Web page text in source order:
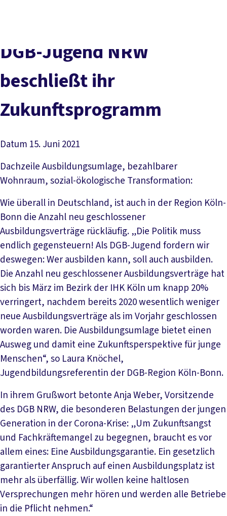
Politik in NRW
DGB-Jugend NRW
beschließt ihr
Zukunftsprogramm
Datum 15. Juni 2021
DachzeileAusbildungsumlage, bezahlbarer
Wohnraum, sozial-ökologische Transformation:
Wie überall in Deutschland, ist auch in der Region Köln-
Bonn die Anzahl neu geschlossener
Ausbildungsverträge rückläufig. „Die Politik muss
endlich gegensteuern! Als DGB-Jugend fordern wir
deswegen: Wer ausbilden kann, soll auch ausbilden.
Die Anzahl neu geschlossener Ausbildungsverträge hat
sich bis März im Bezirk der IHK Köln um knapp 20%
verringert, nachdem bereits 2020 wesentlich weniger
neue Ausbildungsverträge als im Vorjahr geschlossen
worden waren. Die Ausbildungsumlage bietet einen
Ausweg und damit eine Zukunftsperspektive für junge
Menschen“, so Laura Knöchel,
Jugendbildungsreferentin der DGB-Region Köln-Bonn.
In ihrem Grußwort betonte Anja Weber, Vorsitzende
des DGB NRW, die besonderen Belastungen der jungen
Generation in der Corona-Krise: „Um Zukunftsangst
und Fachkräftemangel zu begegnen, braucht es vor
allem eines: Eine Ausbildungsgarantie. Ein gesetzlich
garantierter Anspruch auf einen Ausbildungsplatz ist
mehr als überfällig. Wir wollen keine haltlosen
Versprechungen mehr hören und werden alle Betriebe
in die Pflicht nehmen.“